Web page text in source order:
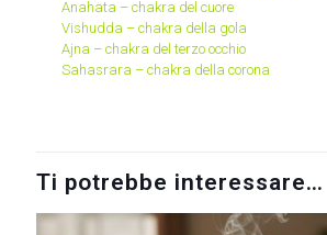
Anahata – chakra del cuore
Vishudda – chakra della gola
Ajna – chakra del terzo occhio
Sahasrara – chakra della corona
Ti potrebbe interessare…